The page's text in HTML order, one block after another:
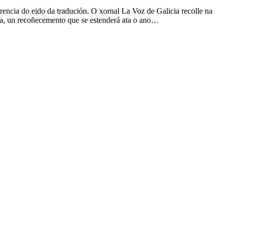
do eido da tradución. O xornal La Voz de Galicia recolle na
recoñecemento que se estenderá ata o ano…